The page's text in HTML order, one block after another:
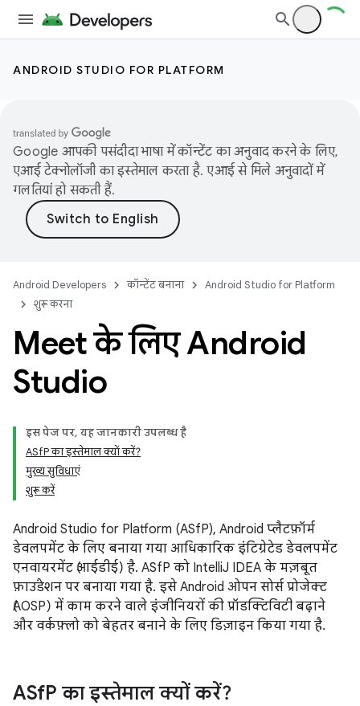
ANDROID STUDIO FOR PLATFORM
Google आपकी पसंदीदा भाषा में कॉन्टेंट का अनुवाद करने के लिए,
एआई टेक्नोलॉजी का इस्तेमाल करता है. एआई से मिले अनुवादों में
गलतियां हो सकती हैं.
Android Developers कॉन्टेंट बनाना
Android Studio for Platform
शुरू करना
Meet के लिए Android
Studio
इस पेज पर, यह जानकारी उपलब्ध है
ASfP का इस्तेमाल क्यों करें?
मुख्य सुविधाएं
शुरू करें
Android Studio for Platform (ASfP), Android प्लैटफ़ॉर्म
डेवलपमेंट के लिए बनाया गया आधिकारिक इंटिग्रेटेड डेवलपमेंट
एनवायरमेंट (आईडीई) है. ASfP को IntelliJ IDEA के मज़बूत
फ़ाउंडेशन पर बनाया गया है. इसे Android ओपन सोर्स प्रोजेक्ट
(AOSP) में काम करने वाले इंजीनियरों की प्रॉडक्टिविटी बढ़ाने
और वर्कफ़्लो को बेहतर बनाने के लिए डिज़ाइन किया गया है.
ASfP का इस्तेमाल क्यों करें?